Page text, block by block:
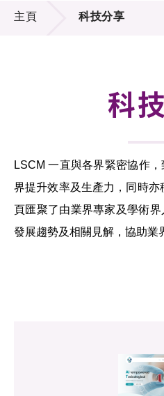
技術商品化
科技分享
主頁 科技分享
科
LSCM 一直與各界緊密協作
界提升效率及生產力，同時
頁匯聚了由業界專家及學術
發展趨勢及相關見解，協助業